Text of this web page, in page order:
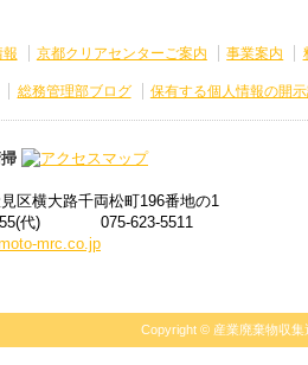
報 京都クリアセンターご案内 事業案内
総務管理部ブログ 保有する個人情報の開
区横大路千両松町196番地の1
代)
075-623-5511
mrc.co.jp
Copyright © 産業廃棄物収